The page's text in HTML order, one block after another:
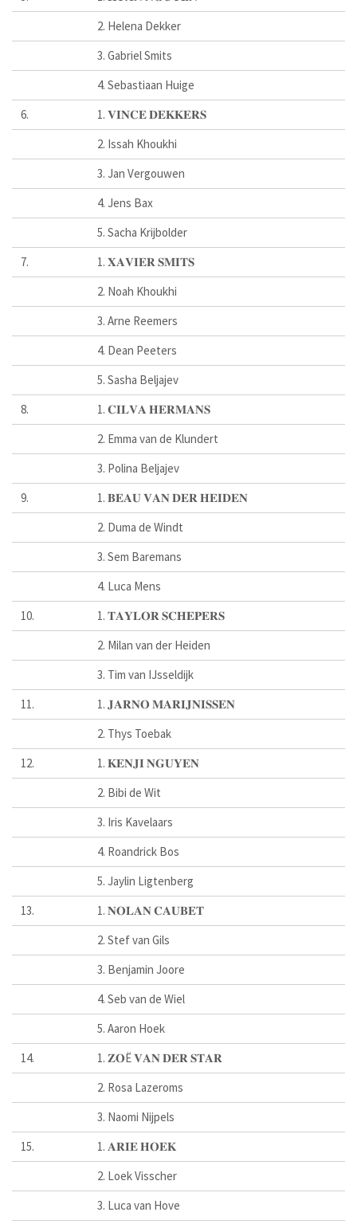
2. Helena Dekker
3. Gabriel Smits
4. Sebastiaan Huige
6.
1. 𝐕𝐈𝐍𝐂𝐄 𝐃𝐄𝐊𝐊𝐄𝐑𝐒
2. Issah Khoukhi
3. Jan Vergouwen
4. Jens Bax
5. Sacha Krijbolder
7.
1. 𝐗𝐀𝐕𝐈𝐄𝐑 𝐒𝐌𝐈𝐓𝐒
2. Noah Khoukhi
3. Arne Reemers
4. Dean Peeters
5. Sasha Beljajev
8.
1. 𝐂𝐈𝐋𝐕𝐀 𝐇𝐄𝐑𝐌𝐀𝐍𝐒
2. Emma van de Klundert
3. Polina Beljajev
9.
1. 𝐁𝐄𝐀𝐔 𝐕𝐀𝐍 𝐃𝐄𝐑 𝐇𝐄𝐈𝐃𝐄𝐍
2. Duma de Windt
3. Sem Baremans
4. Luca Mens
10.
1. 𝐓𝐀𝐘𝐋𝐎𝐑 𝐒𝐂𝐇𝐄𝐏𝐄𝐑𝐒
2. Milan van der Heiden
3. Tim van IJsseldijk
11.
1. 𝐉𝐀𝐑𝐍𝐎 𝐌𝐀𝐑𝐈𝐉𝐍𝐈𝐒𝐒𝐄𝐍
2. Thys Toebak
12.
1. 𝐊𝐄𝐍𝐉𝐈 𝐍𝐆𝐔𝐘𝐄𝐍
2. Bibi de Wit
3. Iris Kavelaars
4. Roandrick Bos
5. Jaylin Ligtenberg
13.
1. 𝐍𝐎𝐋𝐀𝐍 𝐂𝐀𝐔𝐁𝐄𝐓
2. Stef van Gils
3. Benjamin Joore
4. Seb van de Wiel
5. Aaron Hoek
14.
1. 𝐙𝐎Ë 𝐕𝐀𝐍 𝐃𝐄𝐑 𝐒𝐓𝐀𝐑
2. Rosa Lazeroms
3. Naomi Nijpels
15.
1. 𝐀𝐑𝐈𝐄 𝐇𝐎𝐄𝐊
2. Loek Visscher
3. Luca van Hove